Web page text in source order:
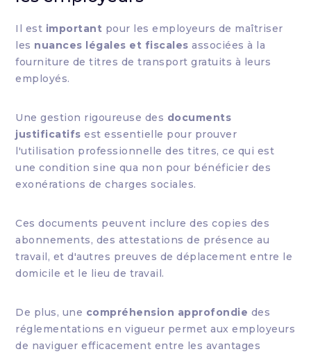
Il est important pour les employeurs de maîtriser
les nuances légales et fiscales associées à la
fourniture de titres de transport gratuits à leurs
employés.
Une gestion rigoureuse des documents
justificatifs est essentielle pour prouver
l'utilisation professionnelle des titres, ce qui est
une condition sine qua non pour bénéficier des
exonérations de charges sociales.
Ces documents peuvent inclure des copies des
abonnements, des attestations de présence au
travail, et d'autres preuves de déplacement entre le
domicile et le lieu de travail.
De plus, une compréhension approfondie des
réglementations en vigueur permet aux employeurs
de naviguer efficacement entre les avantages